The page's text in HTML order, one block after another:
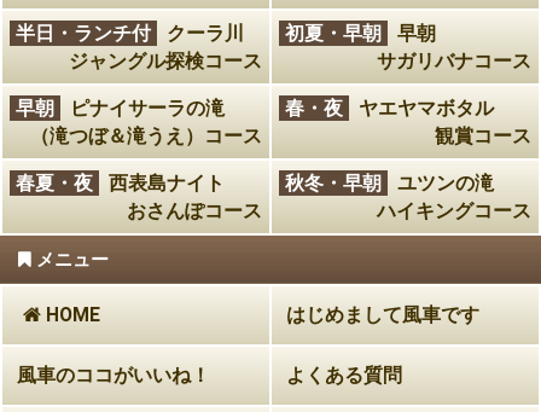
半日・ランチ付
クーラ川
ジャングル探検コース
初夏・早朝
早朝
サガリバナコース
早朝
ピナイサーラの滝
（滝つぼ＆滝うえ）コース
春・夜
ヤエヤマボタル
観賞コース
春夏・夜
西表島ナイト
おさんぽコース
秋冬・早朝
ユツンの滝
ハイキングコース
メニュー
HOME はじめまして風車です
風車のココがいいね！ よくある質問